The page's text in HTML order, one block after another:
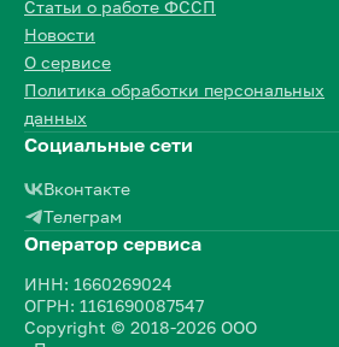
Статьи о работе ФССП
Новости
О сервисе
Политика обработки персональных
данных
Социальные сети
Вконтакте
Телеграм
Оператор сервиса
ИНН: 1660269024
ОГРН: 1161690087547
Copyright © 2018-2026 ООО